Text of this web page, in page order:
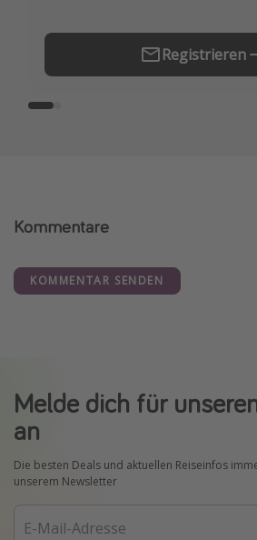
Registrieren
Kommentare
KOMMENTAR SENDEN
Melde dich für
an
Die besten Deals und aktuellen Reiseinfos
unserem Newsletter